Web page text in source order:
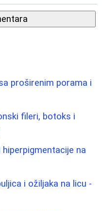
proširenim porama i
fileri, botoks i
na
i ožiljaka na licu -